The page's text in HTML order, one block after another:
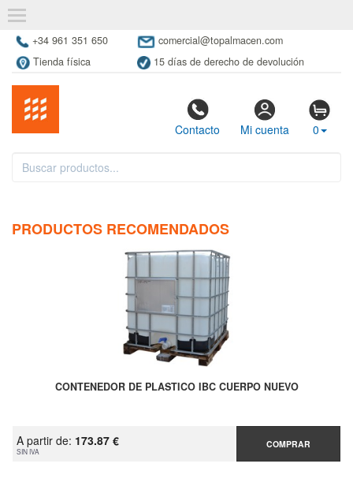
+34 961 351 650
comercial@topalmacen.com
Tienda física
15 días de derecho de devolución
Contacto Mi cuenta 0
PRODUCTOS RECOMENDADOS
CONTENEDOR DE PLASTICO IBC CUERPO NUEVO
A partir de: 173.87 €
SIN IVA
COMPRAR